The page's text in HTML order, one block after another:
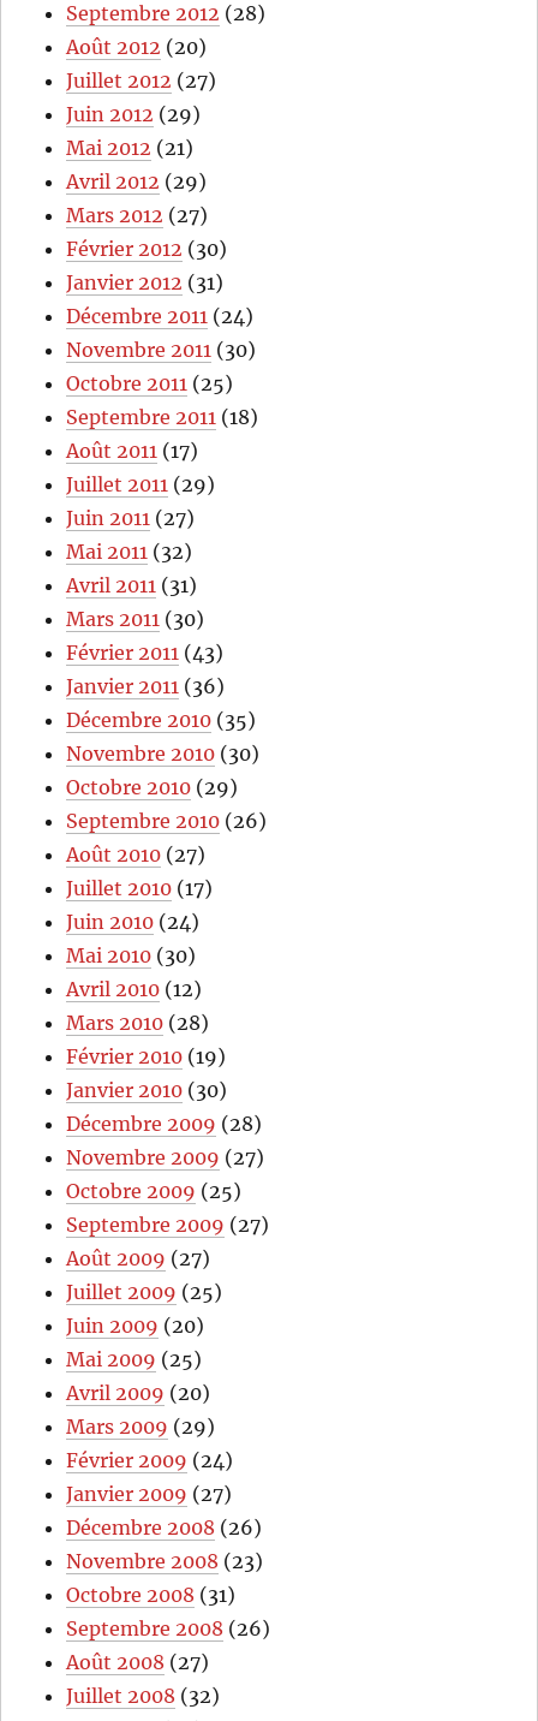
Septembre 2012 (28)
Août 2012 (20)
Juillet 2012 (27)
Juin 2012 (29)
Mai 2012 (21)
Avril 2012 (29)
Mars 2012 (27)
Février 2012 (30)
Janvier 2012 (31)
Décembre 2011 (24)
Novembre 2011 (30)
Octobre 2011 (25)
Septembre 2011 (18)
Août 2011 (17)
Juillet 2011 (29)
Juin 2011 (27)
Mai 2011 (32)
Avril 2011 (31)
Mars 2011 (30)
Février 2011 (43)
Janvier 2011 (36)
Décembre 2010 (35)
Novembre 2010 (30)
Octobre 2010 (29)
Septembre 2010 (26)
Août 2010 (27)
Juillet 2010 (17)
Juin 2010 (24)
Mai 2010 (30)
Avril 2010 (12)
Mars 2010 (28)
Février 2010 (19)
Janvier 2010 (30)
Décembre 2009 (28)
Novembre 2009 (27)
Octobre 2009 (25)
Septembre 2009 (27)
Août 2009 (27)
Juillet 2009 (25)
Juin 2009 (20)
Mai 2009 (25)
Avril 2009 (20)
Mars 2009 (29)
Février 2009 (24)
Janvier 2009 (27)
Décembre 2008 (26)
Novembre 2008 (23)
Octobre 2008 (31)
Septembre 2008 (26)
Août 2008 (27)
Juillet 2008 (32)